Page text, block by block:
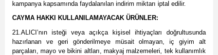
kampanya kapsamında faydalanılan indirim miktarı iptal edilir.
CAYMA HAKKI KULLANILAMAYACAK ÜRÜNLER:
21.ALICI’nın isteği veya açıkça kişisel ihtiyaçları doğrultusunda
hazırlanan ve geri gönderilmeye müsait olmayan, iç giyim alt
parçaları, mayo ve bikini altları, makyaj malzemeleri, tek kullanımlık